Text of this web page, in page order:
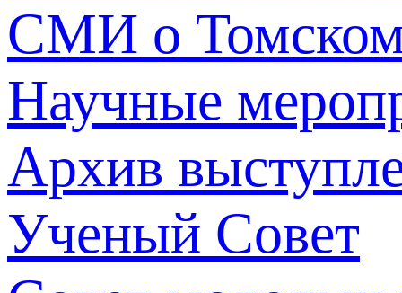
СМИ о
Научные
Архив
Ученый Совет